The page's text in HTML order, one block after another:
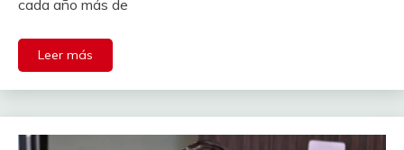
cada año más de
Leer más